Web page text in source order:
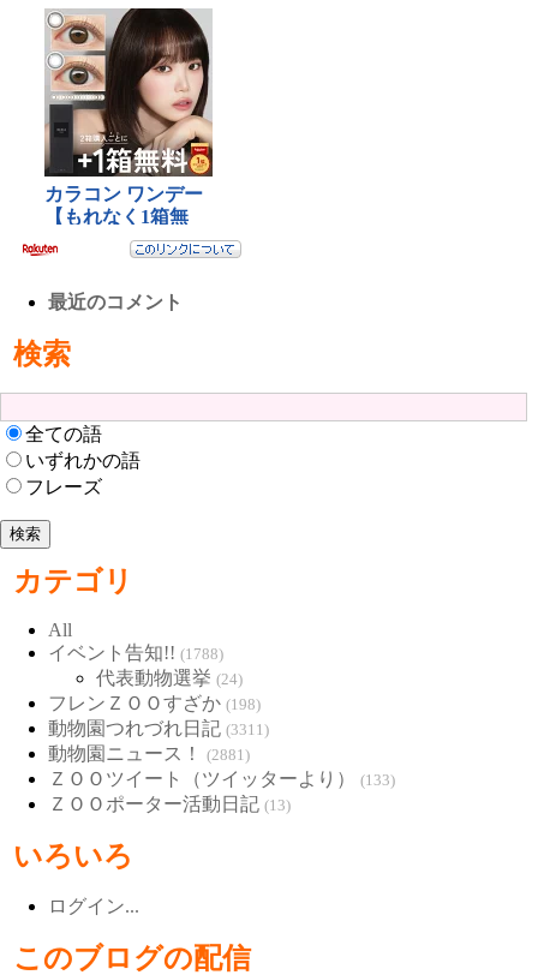
最近のコメント
検索
全ての語
いずれかの語
フレーズ
カテゴリ
All
イベント告知!! (1788)
代表動物選挙 (24)
フレンＺＯＯすざか (198)
動物園つれづれ日記 (3311)
動物園ニュース！ (2881)
ＺＯＯツイート（ツイッターより） (133)
ＺＯＯポーター活動日記 (13)
いろいろ
ログイン...
このブログの配信